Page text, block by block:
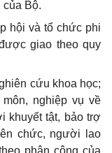
của Bộ.
hội và tổ chức phi
giao theo quy
cứu khoa học;
nghiệp vụ về
khuyết tật, bảo trợ
chức, người lao
phân công của